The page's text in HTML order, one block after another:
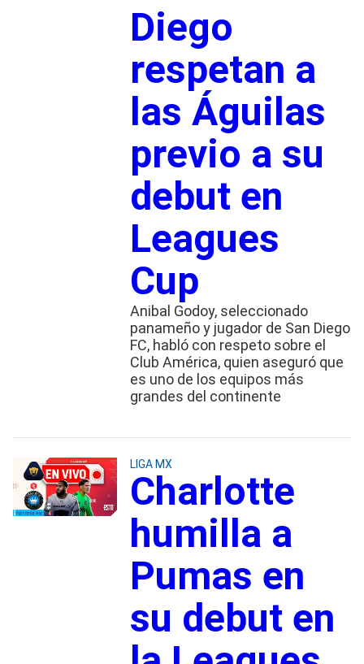
Diego
respetan a
las Águilas
previo a su
debut en
Leagues
Cup
Anibal Godoy, seleccionado
panameño y jugador de San Diego
FC, habló con respeto sobre el
Club América, quien aseguró que
es uno de los equipos más
grandes del continente
LIGA MX
Charlotte
humilla a
Pumas en
su debut en